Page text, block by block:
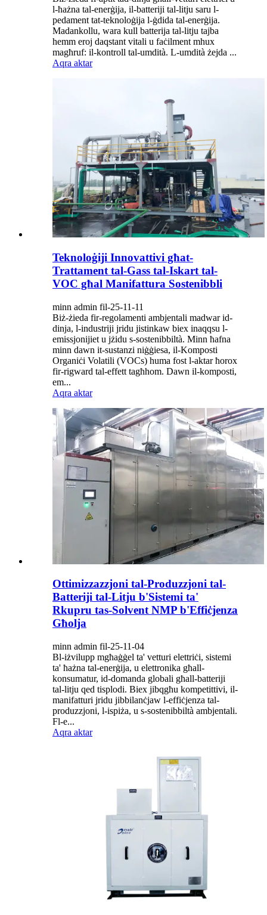
l-ħażna tal-enerġija, il-batteriji tal-litju saru l-
pedament tat-teknoloġija l-ġdida tal-enerġija.
Madankollu, wara kull batterija tal-litju tajba
hemm eroj daqstant vitali u faċilment mhux
magħruf: il-kontroll tal-umdità. L-umdità żejda ...
Aqra aktar
Teknoloġiji Innovattivi għat-
Trattament tal-Gass tal-Iskart tal-
VOC għal Manifattura Sostenibbli
minn admin fil-25-11-11
Biż-żieda fir-regolamenti ambjentali madwar id-
dinja, l-industriji jridu jistinkaw biex inaqqsu l-
emissjonijiet u jżidu s-sostenibbiltà. Minn ħafna
minn dawn it-sustanzi niġġiesa, il-Komposti
Organiċi Volatili (VOCs) huma fost l-aktar ħorox
fir-rigward tal-effett tagħhom. Dawn il-komposti,
em...
Aqra aktar
Ottimizzazzjoni tal-Produzzjoni tal-
Batteriji tal-Litju b'Sistemi ta'
Rkupru tas-Solvent NMP b'Effiċjenza
Għolja
minn admin fil-25-11-04
Bl-iżvilupp mgħaġġel ta' vetturi elettriċi, sistemi
ta' ħażna tal-enerġija, u elettronika għall-
konsumatur, id-domanda globali għall-batteriji
tal-litju qed tisplodi. Biex jibqgħu kompetittivi, il-
manifatturi jridu jibbilanċjaw l-effiċjenza tal-
produzzjoni, l-ispiża, u s-sostenibbiltà ambjentali.
Fl-e...
Aqra aktar